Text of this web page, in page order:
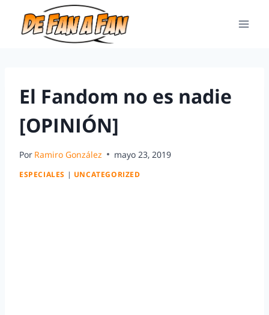
El Fandom no es nadie
[OPINIÓN]
Por Ramiro González mayo 23, 2019
ESPECIALES | UNCATEGORIZED